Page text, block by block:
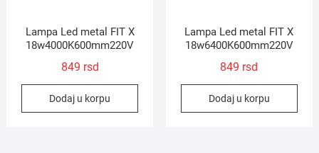
Lampa Led metal FIT X
18w4000K600mm220V
849 rsd
Dodaj u korpu
Lampa Led metal FIT X
18w6400K600mm220V
849 rsd
Dodaj u korpu